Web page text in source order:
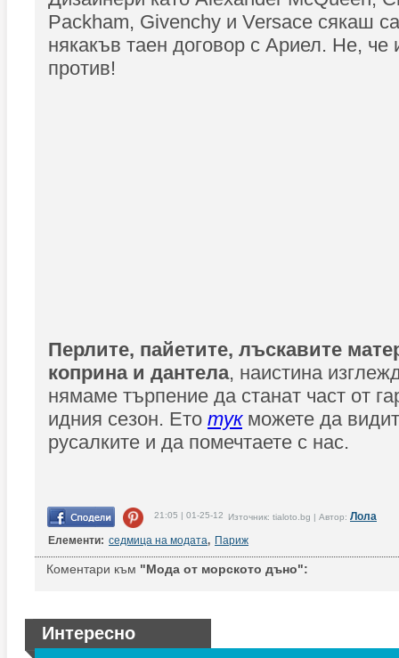
Packham, Givenchy и Versace сякаш
някакъв таен договор с Ариел. Не,
против!
Перлите, пайетите, лъскавите
коприна и дантела, наистина
нямаме търпение да станат част от
идния сезон. Ето тукможете да
русалките и да помечтаете с нас.
21:05 | 01-25-12 Източник: tialoto.bg | Автор: Лола
Елементи: седмица на модата, Париж
Коментари към "Мода от морското дъно":
Интересно